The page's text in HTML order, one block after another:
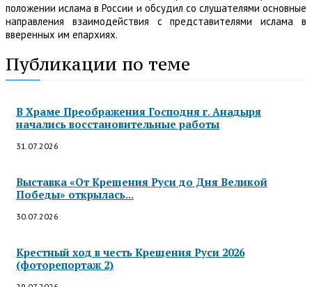
положении ислама в России и обсудил со слушателями основные
направления взаимодействия с представителями ислама в
вверенных им епархиях.
Публикации по теме
В Храме Преображения Господня г. Анадыря
начались восстановительные работы
31.07.2026
Выставка «От Крещения Руси до Дня Великой
Победы» открылась...
30.07.2026
Крестный ход в честь Крещения Руси 2026
(фоторепортаж 2)